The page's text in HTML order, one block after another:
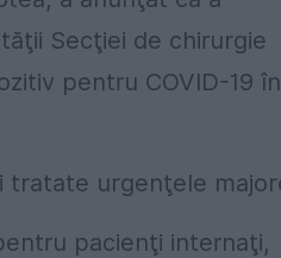
Secţiei de chirurgie
pentru COVID-19 în
tratate urgenţele
pacienţi internaţi,